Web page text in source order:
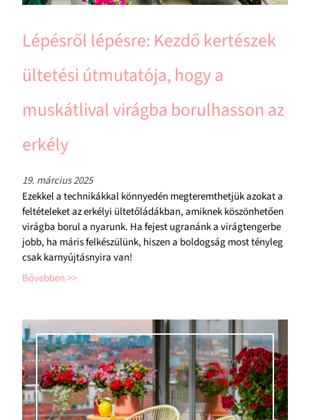
Lépésről lépésre: Kezdő kertészek
ültetési útmutatója, hogy a
muskátlival virágba borulhasson az
erkély
19. március 2025
Ezekkel a technikákkal könnyedén megteremthetjük azokat a
feltételeket az erkélyi ültetőládákban, amiknek köszönhetően
virágba borul a nyarunk. Ha fejest ugranánk a virágtengerbe
jobb, ha máris felkészülünk, hiszen a boldogság most tényleg
csak karnyújtásnyira van!
Bővebben